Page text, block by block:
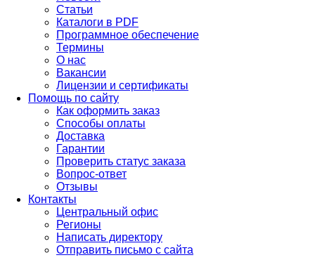
Статьи
Каталоги в PDF
Программное обеспечение
Термины
О нас
Вакансии
Лицензии и сертификаты
Помощь по сайту
Как оформить заказ
Способы оплаты
Доставка
Гарантии
Проверить статус заказа
Вопрос-ответ
Отзывы
Контакты
Центральный офис
Регионы
Написать директору
Отправить письмо с сайта